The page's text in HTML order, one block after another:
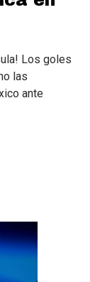
Los goles
las
ante